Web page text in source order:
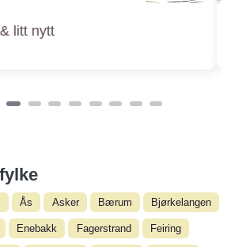
Bærum
Ås Asker Bærum Bjørkelangen
Enebakk Fagerstrand Feiring